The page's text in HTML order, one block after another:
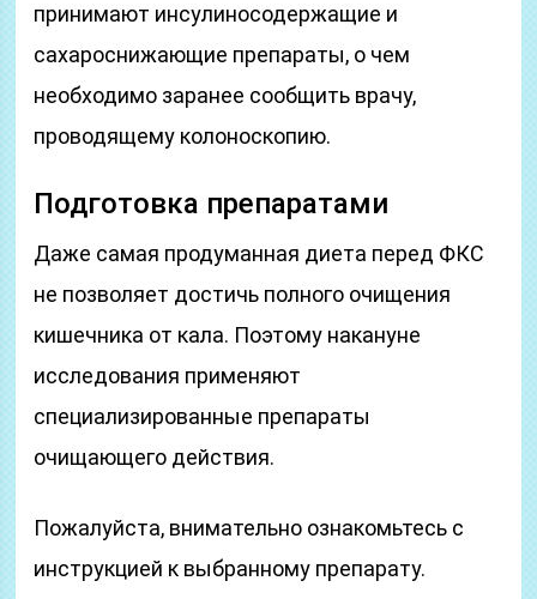
принимают инсулиносодержащие и
сахароснижающие препараты, о чем
необходимо заранее сообщить врачу,
проводящему колоноскопию.
Подготовка препаратами
Даже самая продуманная диета перед ФКС
не позволяет достичь полного очищения
кишечника от кала. Поэтому накануне
исследования применяют
специализированные препараты
очищающего действия.
Пожалуйста, внимательно ознакомьтесь с
инструкцией к выбранному препарату.